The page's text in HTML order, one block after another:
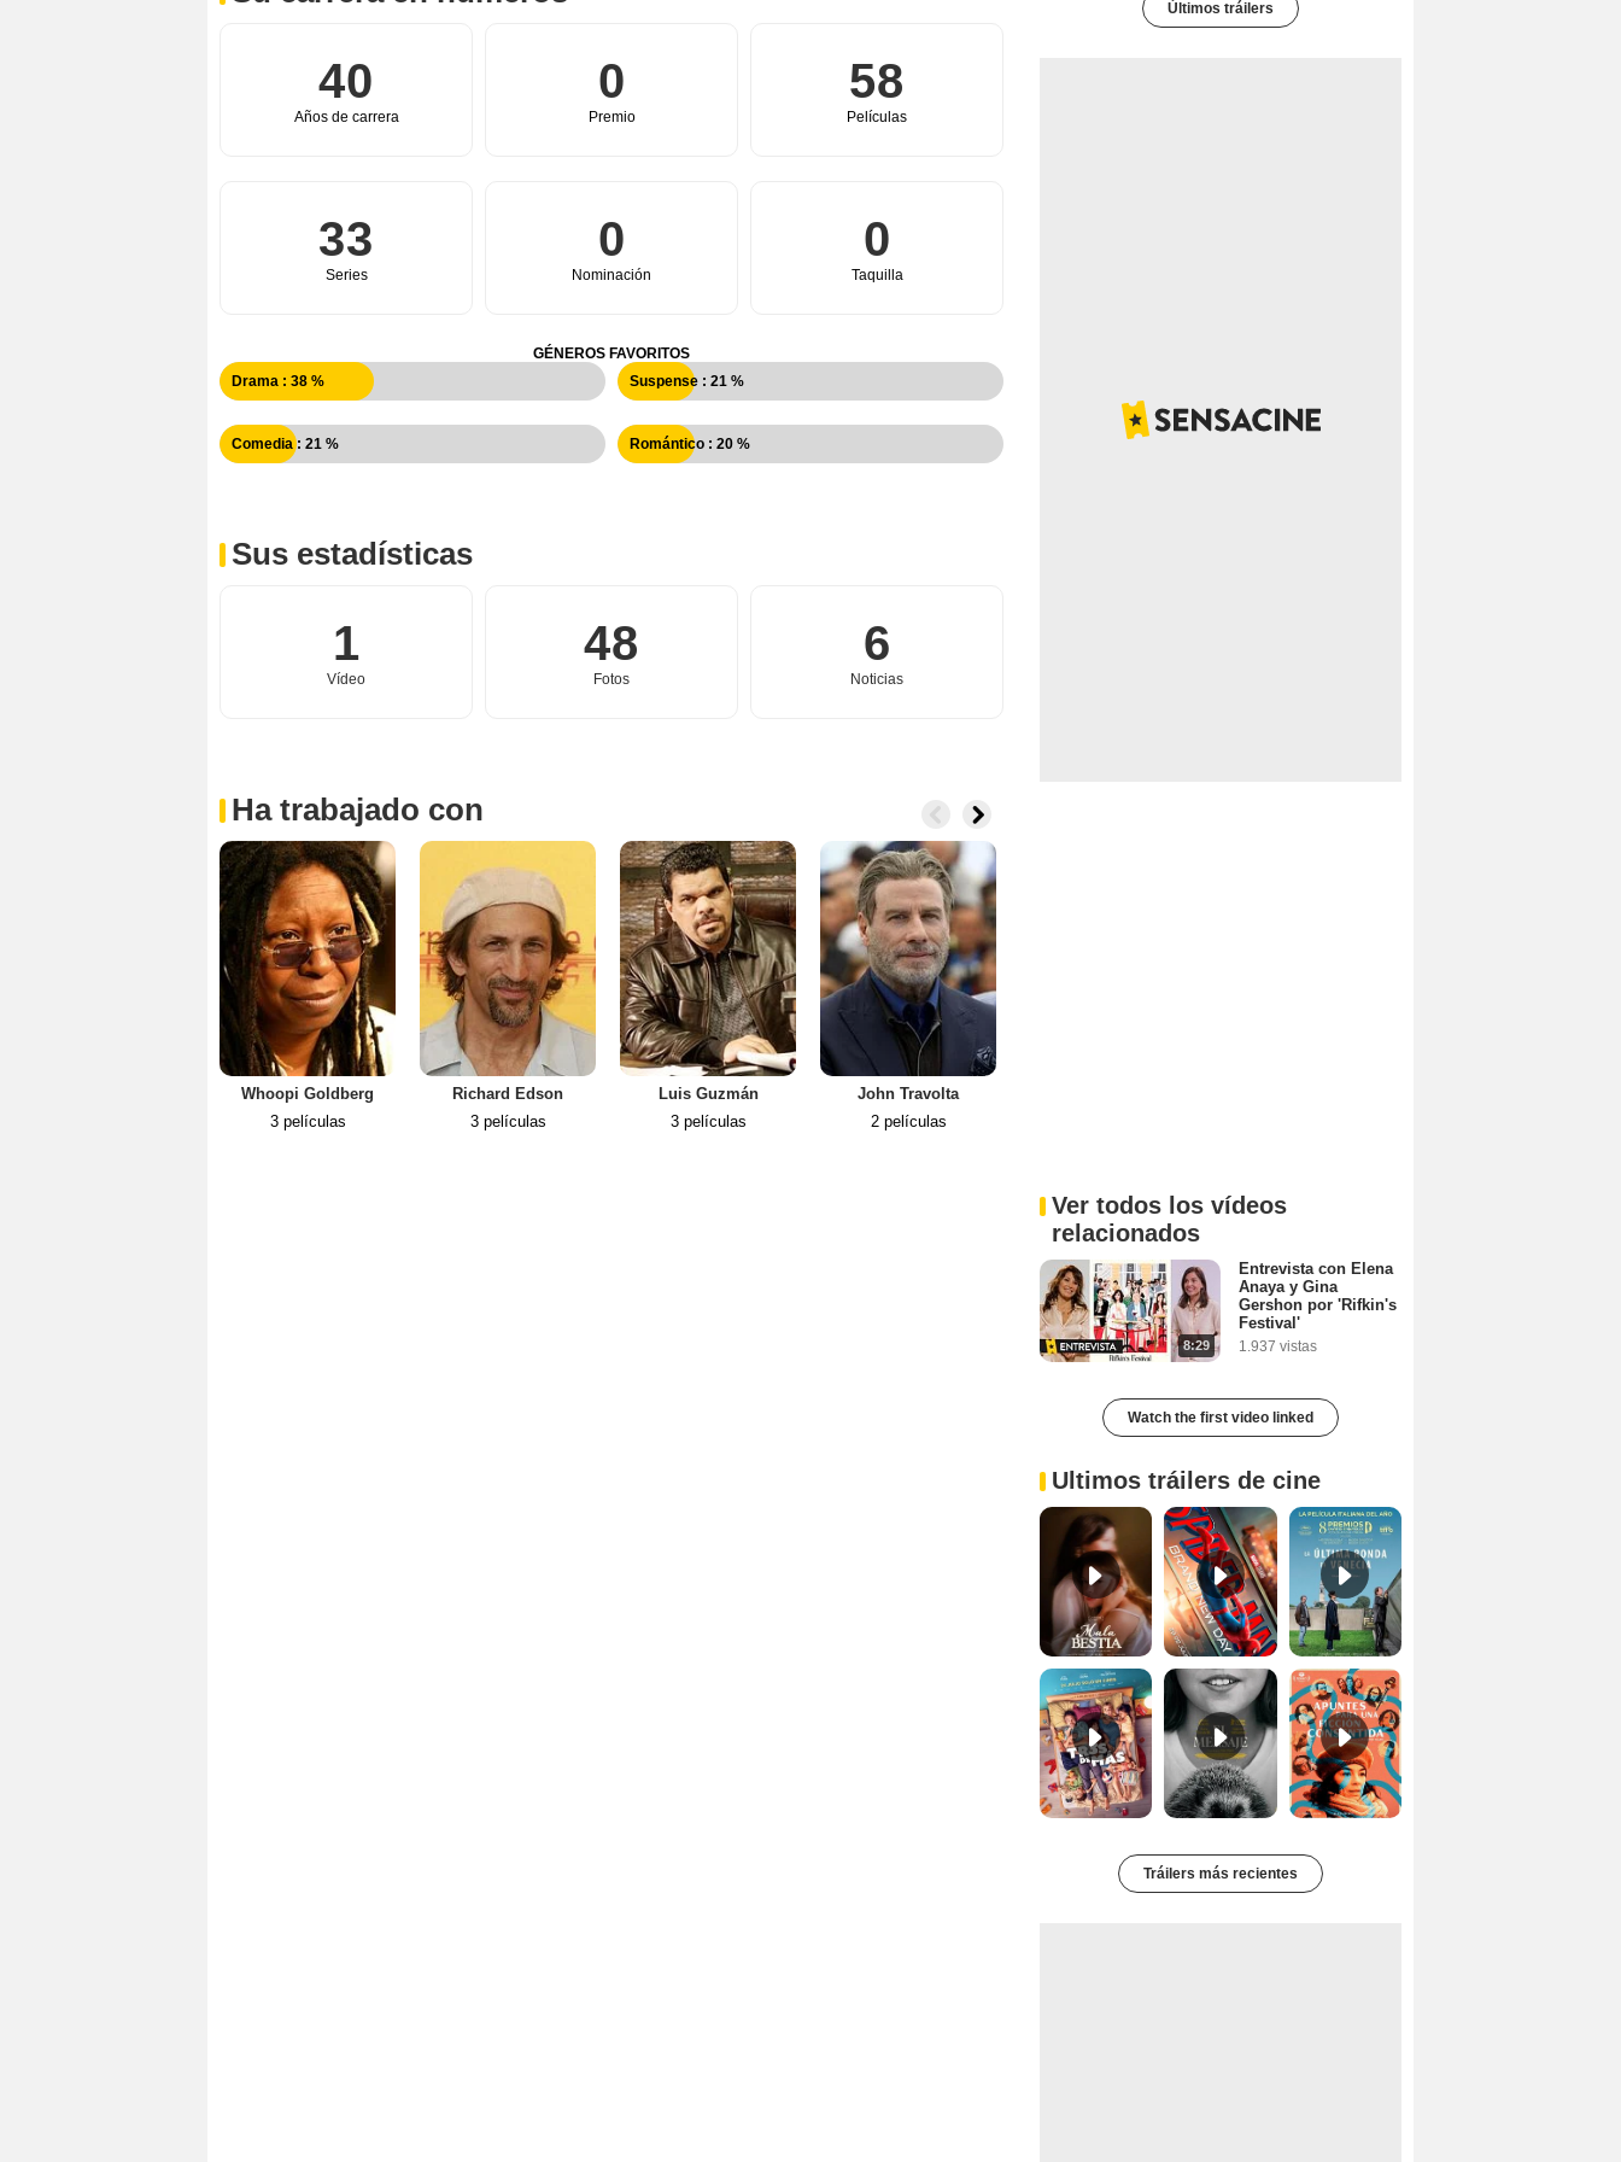
40
Años de carrera
0
Premio
58
Películas
33
Series
0
Nominación
0
Taquilla
GÉNEROS FAVORITOS
Drama : 38 %
Suspense : 21 %
Comedia : 21 % Romántico : 20 %
Sus estadísticas
1
Vídeo
48
Fotos
6
Noticias
Ha trabajado con
Whoopi Goldberg
3 películas
Richard Edson
3 películas
Luis Guzmán
3 películas
John Travolta
2 películas
Últimos tráilers
Ver todos los vídeos
relacionados
8:29
Entrevista con Elena
Anaya y Gina
Gershon por 'Rifkin's
Festival'
1.937 vistas
Watch the first video linked
Ultimos tráilers de cine
Mala Bèstia Tráiler VOSE Spider-Man: Brand New Day Tráiler (3)
Tres de más Tráiler El mensaje Tráiler Apuntes para una ficción consentida Tráiler
Tráilers más recientes